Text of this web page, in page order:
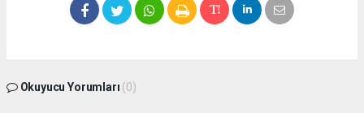
Okuyucu Yorumları (0)